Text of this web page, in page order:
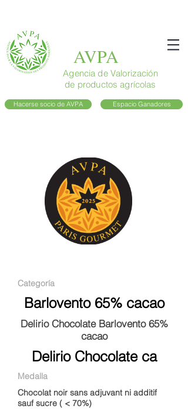
AVPA
Agencia de Valorización
de productos agrícolas
Hacerse socio de AVPA Espacio Ganadores
Categoría
Barlovento 65% cacao
Delirio Chocolate Barlovento 65%
cacao
Delirio Chocolate ca
Medalla
Chocolat noir sans adjuvant ni additif
sauf sucre ( < 70%)